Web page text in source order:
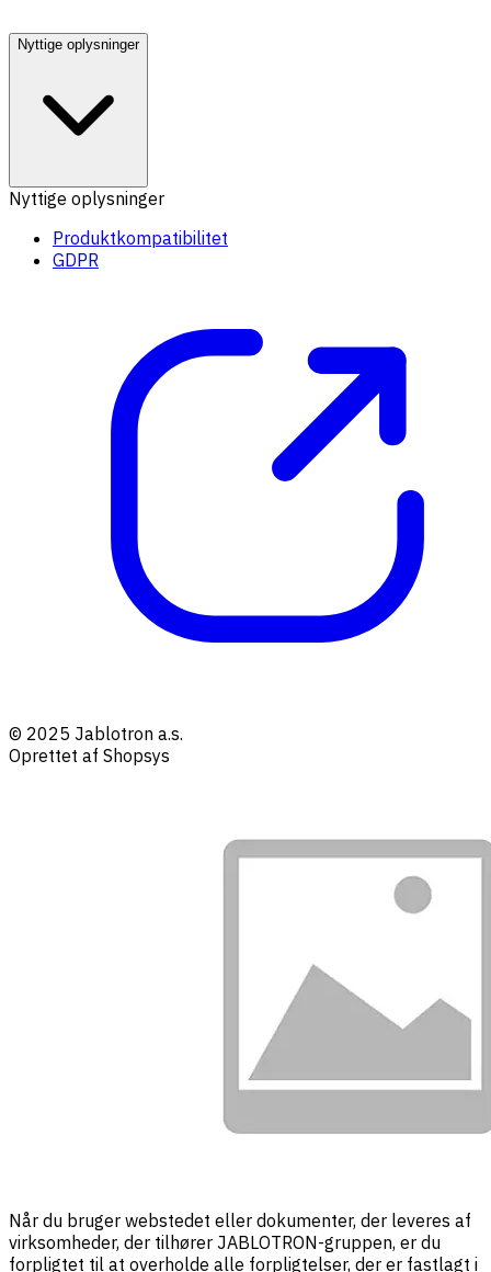
Nyttige oplysninger
Nyttige oplysninger
Produktkompatibilitet
GDPR
© 2025 Jablotron a.s.
Oprettet af Shopsys
Når du bruger webstedet eller dokumenter, der leveres af
virksomheder, der tilhører JABLOTRON-gruppen, er du
forpligtet til at overholde alle forpligtelser, der er fastlagt i